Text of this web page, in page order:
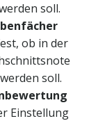
soll.
ob in der
soll.
Einstellung